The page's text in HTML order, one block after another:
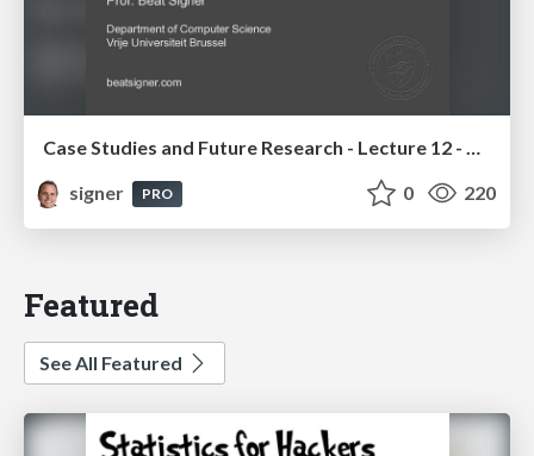
Case Studies and Future Research - Lecture 12 - Next Generation User Interfaces (4018166FNR)
signer
PRO 0 220
Featured
See All Featured